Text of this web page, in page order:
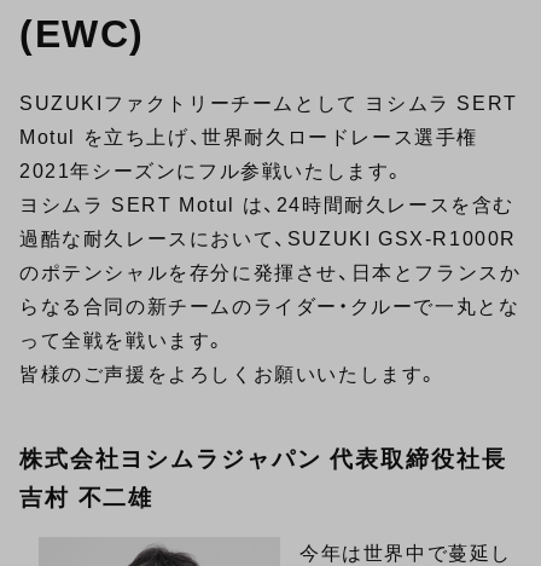
(EWC)
SUZUKIファクトリーチームとして ヨシムラ SERT
Motul を立ち上げ、世界耐久ロードレース選手権
2021年シーズンにフル参戦いたします。
ヨシムラ SERT Motul は、24時間耐久レースを含む
過酷な耐久レースにおいて、SUZUKI GSX-R1000R
のポテンシャルを存分に発揮させ、日本とフランスか
らなる合同の新チームのライダー・クルーで一丸とな
って全戦を戦います。
皆様のご声援をよろしくお願いいたします。
株式会社ヨシムラジャパン 代表取締役社長
吉村 不二雄
今年は世界中で蔓延し